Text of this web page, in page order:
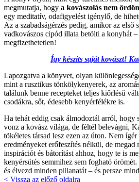
megmutatja, hogy a kovászolás nem
egy meditatív, odafigyelést igénylő, de
Az a szabadságérzés pedig, amikor az első
vadkovászos cipód illata betölti a konyhát –
megfizethetetlen!
Így készíts saját kovászt!
Lapozgatva a könyvet, olyan
mint a rusztikus tönkölykenyerek, az
találunk benne recepteket teljes kiőrlésű
csodákra, sőt, édesebb kenyérfélékre is.
Ha tehát eddig csak álmodoztál arról, hogy
vonz a kovász világa, de féltél belevágni,
tökéletes társad lesz ezen az úton. Nem
eredményeket erőfeszítés nélkül, de megad
inspirációt és bátorítást ahhoz, hogy te is
kenyérsütés semmihez sem fogható
és élvezd minden pillanatát – és persze
< Vissza az előző oldalra